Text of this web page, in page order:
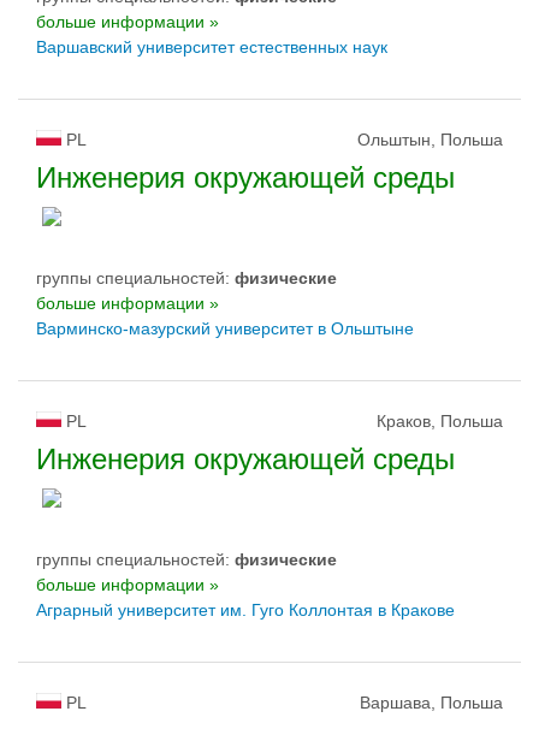
больше информации »
Варшавский университет естественных наук
PL Ольштын, Польша
Инженерия окружающей среды
группы специальностей: физическиe
больше информации »
Варминско-мазурский yниверситет в Ольштыне
PL Краков, Польша
Инженерия окружающей среды
группы специальностей: физическиe
больше информации »
Аграрный университет им. Гуго Коллонтая в Кракове
PL Варшава, Польша